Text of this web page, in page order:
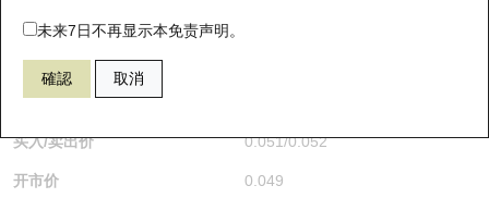
未来7日不再显示本免责声明。
確認 取消
13328 瑞银认沽 1398 工商银行
$0.052 0.005
买入/卖出价 0.051/0.052
开市价 0.049
即将到期认股证
认股证到期结算价查找
认股证分析仪
认股证速算机
牛熊证街货分布图
正股牛熊证列表
新发行瑞银牛熊证
已收回牛熊证剩余价值
十天股证占大市成交
资金流
街货统计
三十大平均引伸波幅
恒指成份股
国指成份股
科指成份股
相关资产沽空
讲座及教育短片
认股证投资者教育
牛熊证投资者教育
认股证牛熊证常问问题